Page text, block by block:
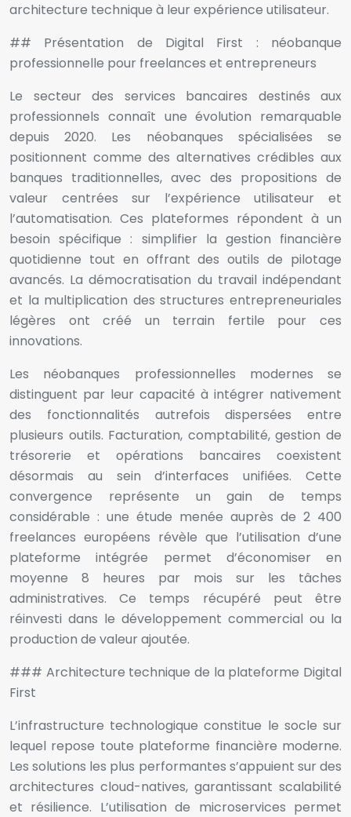
architecture technique à leur expérience utilisateur.
## Présentation de Digital First : néobanque
professionnelle pour freelances et entrepreneurs
Le secteur des services bancaires destinés aux
professionnels connaît une évolution remarquable
depuis 2020. Les néobanques spécialisées se
positionnent comme des alternatives crédibles aux
banques traditionnelles, avec des propositions de
valeur centrées sur l’expérience utilisateur et
l’automatisation. Ces plateformes répondent à un
besoin spécifique : simplifier la gestion financière
quotidienne tout en offrant des outils de pilotage
avancés. La démocratisation du travail indépendant
et la multiplication des structures entrepreneuriales
légères ont créé un terrain fertile pour ces
innovations.
Les néobanques professionnelles modernes se
distinguent par leur capacité à intégrer nativement
des fonctionnalités autrefois dispersées entre
plusieurs outils. Facturation, comptabilité, gestion de
trésorerie et opérations bancaires coexistent
désormais au sein d’interfaces unifiées. Cette
convergence représente un gain de temps
considérable : une étude menée auprès de 2 400
freelances européens révèle que l’utilisation d’une
plateforme intégrée permet d’économiser en
moyenne 8 heures par mois sur les tâches
administratives. Ce temps récupéré peut être
réinvesti dans le développement commercial ou la
production de valeur ajoutée.
### Architecture technique de la plateforme Digital
First
L’infrastructure technologique constitue le socle sur
lequel repose toute plateforme financière moderne.
Les solutions les plus performantes s’appuient sur des
architectures cloud-natives, garantissant scalabilité
et résilience. L’utilisation de microservices permet